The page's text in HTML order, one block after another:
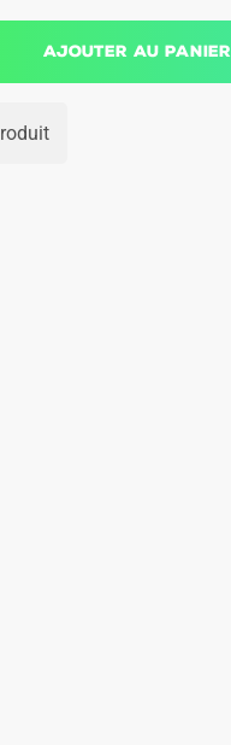
Ajouter au panier